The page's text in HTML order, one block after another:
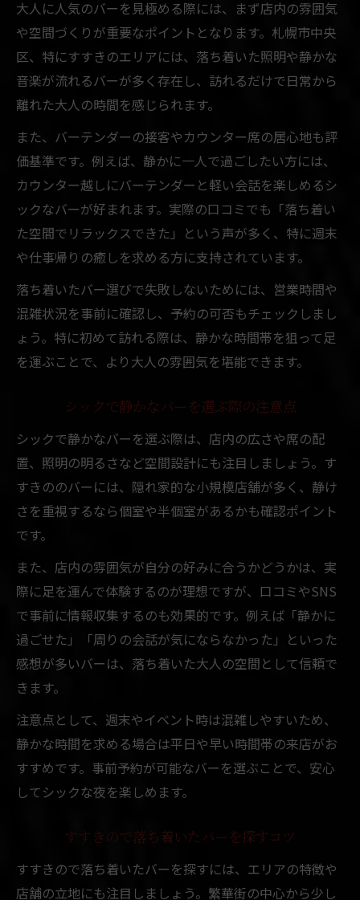
大人に人気のバーを見極める際には、まず店内の雰囲気
や空間づくりが重要なポイントとなります。札幌市中央
区、特にすすきのエリアには、落ち着いた照明や静かな
音楽が流れるバーが多く存在し、訪れるだけで日常から
離れた大人の時間を感じられます。
また、バーテンダーの接客やカウンター席の居心地も評
価基準です。例えば、静かに一人で過ごしたい方には、
カウンター越しにバーテンダーと軽い会話を楽しめるシ
ックなバーが好まれます。実際の口コミでも「落ち着い
た空間でリラックスできた」という声が多く、特に週末
や仕事帰りの癒しを求める方に支持されています。
落ち着いたバー選びで失敗しないためには、営業時間や
混雑状況を事前に確認し、予約の可否もチェックしまし
ょう。特に初めて訪れる際は、静かな時間帯を狙って足
を運ぶことで、より大人の雰囲気を堪能できます。
シックで静かなバーを選ぶ際の注意点
シックで静かなバーを選ぶ際は、店内の広さや席の配
置、照明の明るさなど空間設計にも注目しましょう。す
すきののバーには、隠れ家的な小規模店舗が多く、静け
さを重視するなら個室や半個室があるかも確認ポイント
です。
また、店内の雰囲気が自分の好みに合うかどうかは、実
際に足を運んで体験するのが理想ですが、口コミやSNS
で事前に情報収集するのも効果的です。例えば「静かに
過ごせた」「周りの会話が気にならなかった」といった
感想が多いバーは、落ち着いた大人の空間として信頼で
きます。
注意点として、週末やイベント時は混雑しやすいため、
静かな時間を求める場合は平日や早い時間帯の来店がお
すすめです。事前予約が可能なバーを選ぶことで、安心
してシックな夜を楽しめます。
すすきので落ち着いたバーを探すコツ
すすきので落ち着いたバーを探すには、エリアの特徴や
店舗の立地にも注目しましょう。繁華街の中心から少し